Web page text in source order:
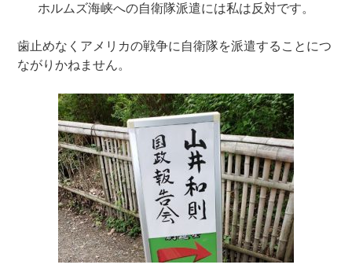
ホルムズ海峡への自衛隊派遣には私は反対です。
歯止めなくアメリカの戦争に自衛隊を派遣することにつ
ながりかねません。